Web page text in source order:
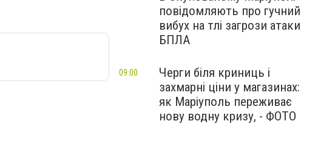
повідомляють про гучний
вибух на тлі загрози атаки
БПЛА
Черги біля криниць і
захмарні ціни у магазинах:
як Маріуполь переживає
нову водну кризу, - ФОТО
09:00